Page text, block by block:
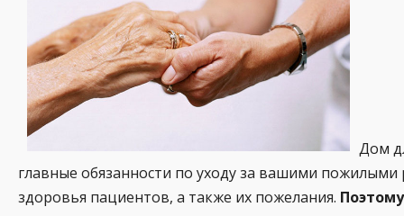
Дом
главные обязанности по уходу за вашими
здоровья пациентов, а также их пожелания.